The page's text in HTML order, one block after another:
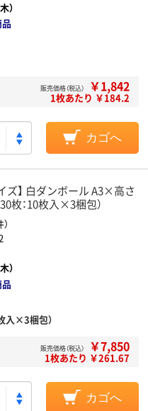
）
販売価格（税込） ￥1,842
1枚あたり ￥184.2
カゴへ
イズ】 白ダンボール A3×高さ
枚：10枚入×3梱包）
）
入×3梱包）
販売価格（税込） ￥7,850
1枚あたり ￥261.67
カゴへ